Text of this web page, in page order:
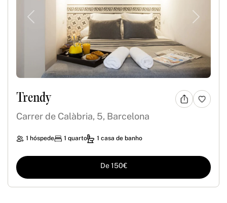
Previous Next
Trendy
Carrer de Calàbria, 5, Barcelona
1 hóspede 1 quarto 1 casa de banho
De 150€